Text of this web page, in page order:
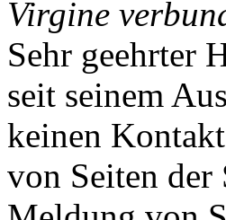
Virgine
Sehr geehrter
seit seinem
keinen
von Seiten